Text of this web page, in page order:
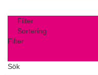
Filter
Sortering
Filter
Sök